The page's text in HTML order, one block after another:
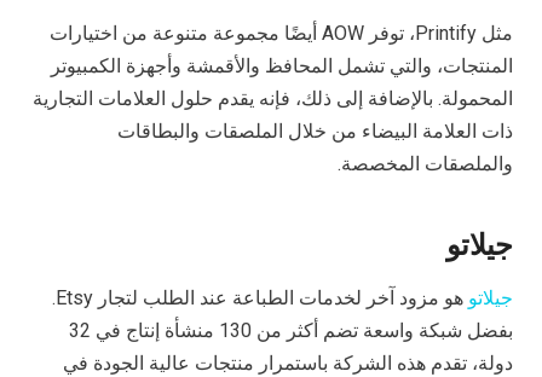
مثل Printify، توفر AOW أيضًا مجموعة متنوعة من اختيارات
المنتجات، والتي تشمل المحافظ والأقمشة وأجهزة الكمبيوتر
المحمولة. بالإضافة إلى ذلك، فإنه يقدم حلول العلامات التجارية
ذات العلامة البيضاء من خلال الملصقات والبطاقات
والملصقات المخصصة.
جيلاتو
جيلاتو
هو مزود آخر لخدمات الطباعة عند الطلب لتجار Etsy.
بفضل شبكة واسعة تضم أكثر من 130 منشأة إنتاج في 32
دولة، تقدم هذه الشركة باستمرار منتجات عالية الجودة في